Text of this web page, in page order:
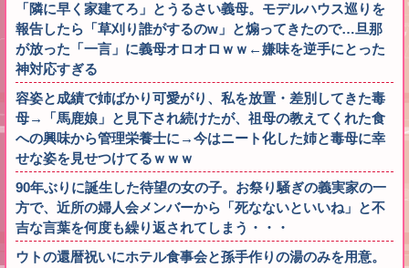
「隣に早く家建てろ」とうるさい義母。モデルハウス巡りを
報告したら「草刈り誰がするのw」と煽ってきたので…旦那
が放った「一言」に義母オロオロｗｗ←嫌味を逆手にとった
神対応すぎる
容姿と成績で姉ばかり可愛がり、私を放置・差別してきた毒
母→「馬鹿娘」と見下され続けたが、祖母の教えてくれた食
への興味から管理栄養士に→今はニート化した姉と毒母に幸
せな姿を見せつけてるｗｗｗ
90年ぶりに誕生した待望の女の子。お祭り騒ぎの義実家の一
方で、近所の婦人会メンバーから「死なないといいね」と不
吉な言葉を何度も繰り返されてしまう・・・
ウトの還暦祝いにホテル食事会と孫手作りの湯のみを用意。